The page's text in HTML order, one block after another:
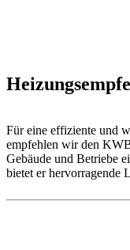
Für eine effiziente und
empfehlen wir den
Gebäude und Betriebe
bietet er hervorragende